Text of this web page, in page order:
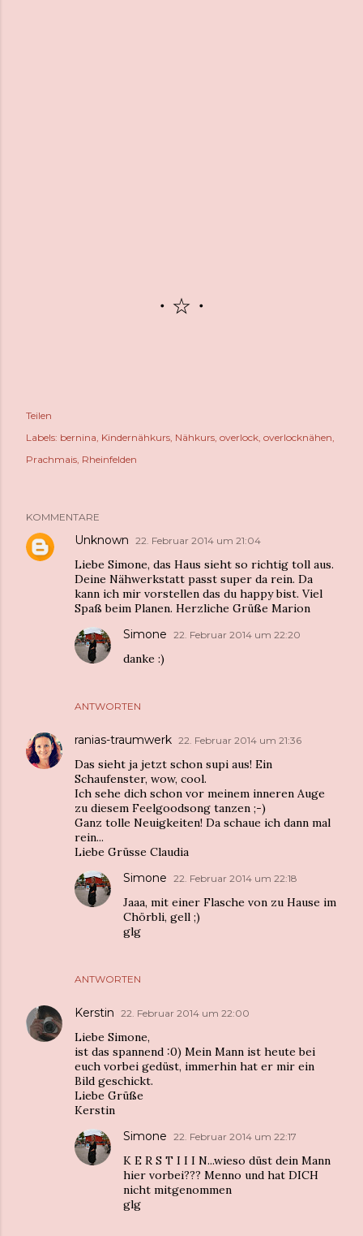
・☆・
Teilen
Labels: bernina Kindernähkurs Nähkurs overlock overlocknähen
Prachmais Rheinfelden
KOMMENTARE
Unknown 22. Februar 2014 um 21:04
Liebe Simone, das Haus sieht so richtig toll aus.
Deine Nähwerkstatt passt super da rein. Da
kann ich mir vorstellen das du happy bist. Viel
Spaß beim Planen. Herzliche Grüße Marion
ANTWORTEN
Simone 22. Februar 2014 um 22:20
danke :)
ranias-traumwerk 22. Februar 2014 um 21:36
Das sieht ja jetzt schon supi aus! Ein
Schaufenster, wow, cool.
Ich sehe dich schon vor meinem inneren Auge
zu diesem Feelgoodsong tanzen ;-)
Ganz tolle Neuigkeiten! Da schaue ich dann mal
rein...
Liebe Grüsse Claudia
ANTWORTEN
Simone 22. Februar 2014 um 22:18
Jaaa, mit einer Flasche von zu Hause im
Chörbli, gell ;)
glg
Kerstin 22. Februar 2014 um 22:00
Liebe Simone,
ist das spannend :0) Mein Mann ist heute bei
euch vorbei gedüst, immerhin hat er mir ein
Bild geschickt.
Liebe Grüße
Kerstin
Simone 22. Februar 2014 um 22:17
K E R S T I I I N...wieso düst dein Mann
hier vorbei??? Menno und hat DICH
nicht mitgenommen
glg